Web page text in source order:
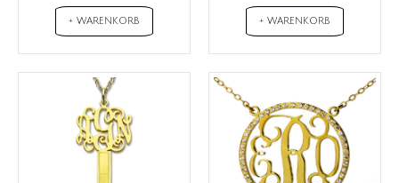
+ WARENKORB + WARENKORB